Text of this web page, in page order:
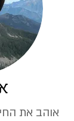
אוהב את